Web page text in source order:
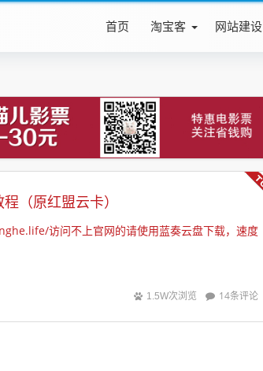
首页 淘宝客 网站建设
（原红盟云卡）
访问不上官网的请使用蓝奏云盘下载，速度
1.5W次浏览 14条评论